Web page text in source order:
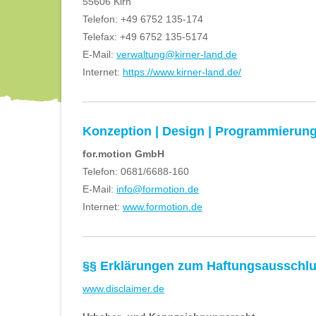
Telefon: +49 6752 135-174
Telefax: +49 6752 135-5174
E-Mail: verwaltung@kirner-land.de
Internet: https://www.kirner-land.de/
Konzeption | Design | Programmierung
for.motion GmbH
Telefon: 0681/6688-160
E-Mail: info@formotion.de
Internet: www.formotion.de
§§ Erklärungen zum
www.disclaimer.de